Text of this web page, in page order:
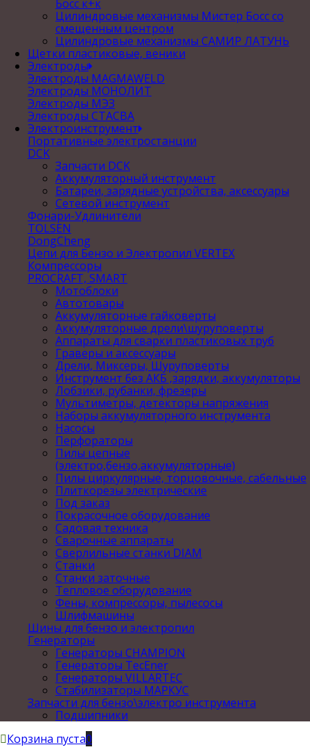
Босс к+к
Цилиндровые механизмы Мистер Босс со
смещенным центром
Цилиндровые механизмы САМИР ЛАТУНЬ
Щетки пластиковые, веники
Электроды
Электроды MAGMAWELD
Электроды МОНОЛИТ
Электроды МЭЗ
Электроды СТАСВА
Электроинструмент
Портативные электростанции
DCK
Запчасти DCK
Аккумуляторный инструмент
Батареи, зарядные устройства, аксессуары
Сетевой инструмент
Фонари-Удлинители
TOLSEN
DongCheng
Цепи для Бензо и Электропил VERTEX
Компрессоры
PROCRAFT, SMART
Мотоблоки
Автотовары
Аккумуляторные гайковерты
Аккумуляторные дрели\шуруповерты
Аппараты для сварки пластиковых труб
Граверы и аксессуары
Дрели, Миксеры, Шуруповерты
Инструмент без АКБ ,зарядки, аккумуляторы
Лобзики, рубанки, фрезеры
Мультиметры, детекторы напряжения
Наборы аккумуляторного инструмента
Насосы
Перфораторы
Пилы цепные
(электро,бензо,аккумуляторные)
Пилы циркулярные, торцовочные, сабельные
Плиткорезы электрические
Под заказ
Покрасочное оборудование
Садовая техника
Сварочные аппараты
Сверлильные станки DIAM
Станки
Станки заточные
Тепловое оборудование
Фены, компрессоры, пылесосы
Шлифмашины
Шины для бензо и электропил
Генераторы
Генераторы CHAMPION
Генераторы TecEner
Генераторы VILLARTEC
Стабилизаторы МАРКУС
Запчасти для бензо\электро инструмента
Подшипники
Корзина пуста0